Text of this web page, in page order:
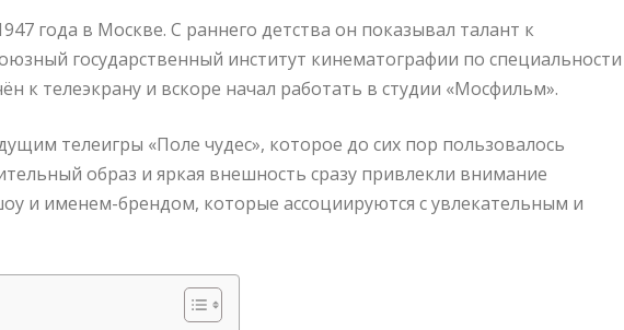
года в Москве. С раннего детства он показывал талант к
государственный институт кинематографии по специальности
к телеэкрану и вскоре начал работать в студии «Мосфильм».
телеигры «Поле чудес», которое до сих пор пользовалось
образ и яркая внешность сразу привлекли внимание
и именем-брендом, которые ассоциируются с увлекательным и